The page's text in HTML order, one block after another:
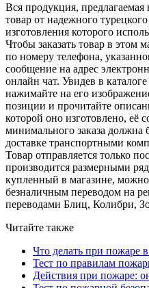
Вся продукция, предлагаемая
товар от надежного
изготовления которого
Чтобы заказать товар в этом
по номеру телефона,
сообщение на адрес
онлайн чат. Увидев в
нажимайте на его
позиции и прочитайте
которой оно изготовлено, её
минимального заказа
доставке транспортными
Товар отправляется только
производится размерными
купленный в магазине,
безналичным переводом на
переводами Блиц, Колибри,
Читайте также
Что делать при пожаре
Тест по правилам
Действия при пожаре: